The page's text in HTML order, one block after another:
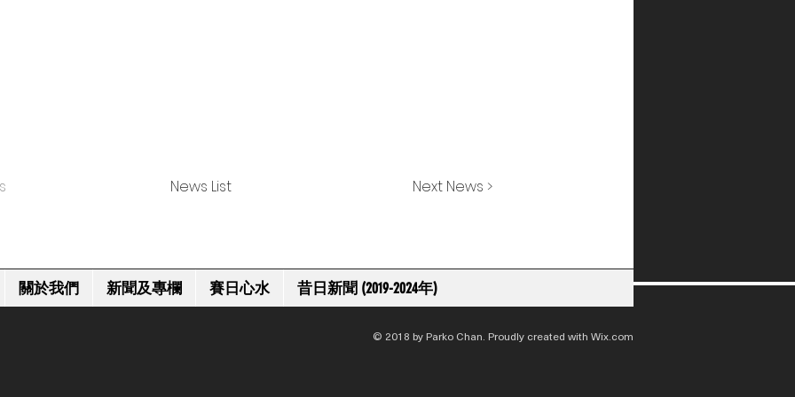
News List Next News >
關於我們 新聞及專欄 賽日心水 昔日新聞 (2019-2024年)
© 2018 by Parko Chan. Proudly created with Wix.com